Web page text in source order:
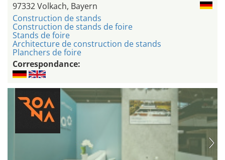
97332 Volkach, Bayern
Construction de stands
Construction de stands de foire
Stands de foire
Architecture de construction de stands
Planchers de foire
Correspondance: